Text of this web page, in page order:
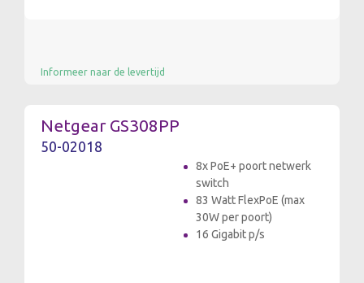
Informeer naar de levertijd
Netgear GS308PP
50-02018
8x PoE+ poort netwerk
switch
83 Watt FlexPoE (max
30W per poort)
16 Gigabit p/s